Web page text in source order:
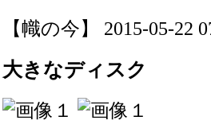
【幟の今】 2015-05-22
大きなディスク